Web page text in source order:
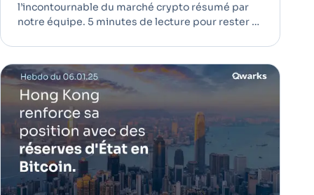
l’incontournable du marché crypto résumé par
notre équipe. 5 minutes de lecture pour rester à
de Silk Road | Bitcoin Le gouvernement
américain détient une réserve d